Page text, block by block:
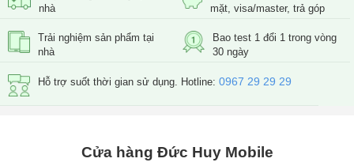
nhà
mặt, visa/master, trả góp
Trải nghiệm sản phẩm tại
nhà
Bao test 1 đổi 1 trong vòng
30 ngày
Hỗ trợ suốt thời gian sử dụng. Hotline: 0967 29 29 29
Cửa hàng Đức Huy Mobile